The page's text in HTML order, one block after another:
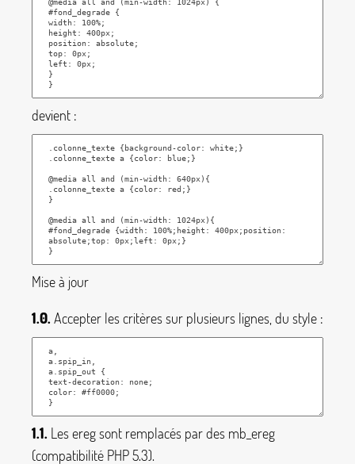
devient :
Mise à jour
1.0.Accepter les critères sur plusieurs lignes, du style :
1.1. Leseregsont remplacés par des mb_ereg
(compatibilité PHP 5.3).